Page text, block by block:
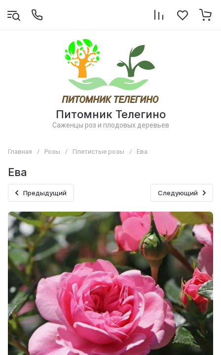
Питомник Телегино
Саженцы роз и плодовых деревьев
Главная / Розы / Плетистые розы / Ева
Ева
Предыдущий Следующий